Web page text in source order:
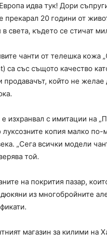
идва тук! Дори
прекарал 20 години от
в света, където се стичат
чанти от телешка кожа
са със същото качество
продавачът, който не
изхранвал с имитации на
луксозните копия малко по-
„Сега всички модели
той.
на покрития пазар,
из многобройните
магазин за килими на